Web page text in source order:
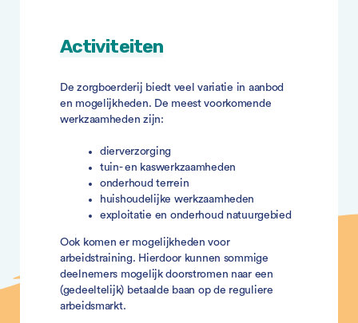
Activiteiten
De zorgboerderij biedt veel variatie in ­aanbod
en mogelijkheden. De meest voorkomende
werkzaamheden zijn:
dierverzorging
tuin- en kaswerkzaamheden
onderhoud terrein
huishoudelijke werkzaamheden
exploitatie en onderhoud natuurgebied
Ook komen er mogelijkheden voor
arbeidstraining. Hierdoor kunnen sommige
deelnemers mogelijk doorstromen naar een
(gedeeltelijk) betaalde baan op de reguliere
arbeidsmarkt.